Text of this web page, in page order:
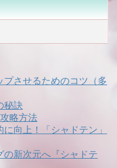
プさせるためのコツ（多
秘訣
略方法
向上！「シャドテン」
の新次元へ『シャドテ